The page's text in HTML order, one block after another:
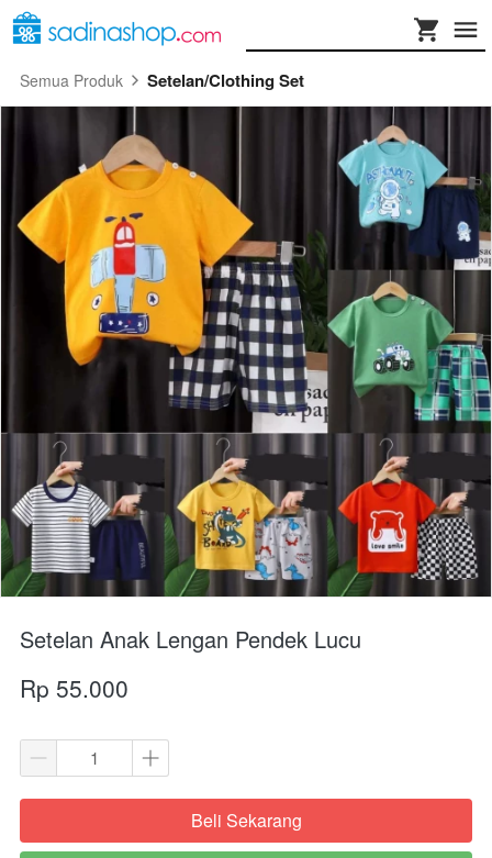
Semua Produk Setelan/Clothing Set
Setelan Anak Lengan Pendek Lucu
Rp 55.000
`Beli Sekarang